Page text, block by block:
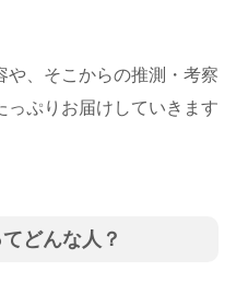
や、そこからの推測・考察
っぷりお届けしていきます
どんな人？